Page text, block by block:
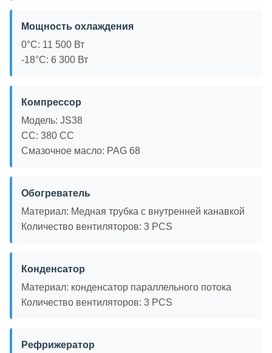
Мощность охлаждения
0°C: 11 500 Вт
-18°С: 6 300 Вт
Компрессор
Модель: JS38
CC: 380 CC
Смазочное масло: PAG 68
Обогреватель
Материал: Медная трубка с внутренней канавкой
Количество вентиляторов: 3 PCS
Конденсатор
Материал: конденсатор параллельного потока
Количество вентиляторов: 3 PCS
Рефрижератор